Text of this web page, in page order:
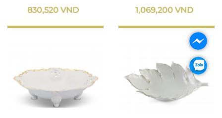
830,520 VND
1,069,200 VND